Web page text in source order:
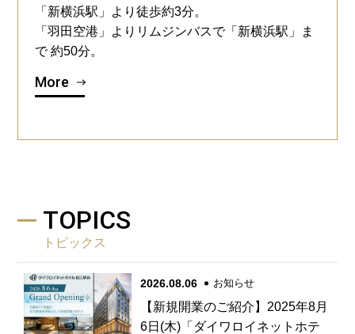
「新横浜駅」より徒歩約3分。
「羽田空港」よりリムジンバスで「新横浜駅」ま
で 約50分。
More
TOPICS
トピックス
2026.08.06 お知らせ
【新規開業のご紹介】2025年8月
6日(木)「ダイワロイネットホテ